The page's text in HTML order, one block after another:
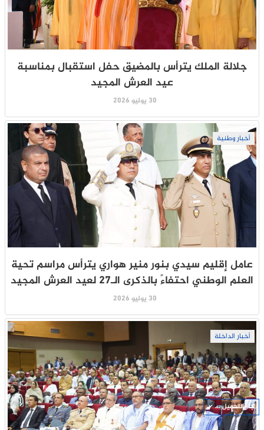
جلالة الملك يترأس بالمضيق حفل استقبال بمناسبة
عيد العرش المجيد
30 يوليو 2026
أخبار وطنية
عامل إقليم سيدي بنور منير هواري يترأس مراسم تحية
العلم الوطني احتفاءً بالذكرى الـ27 لعيد العرش المجيد
30 يوليو 2026
أخبار الداخلة
جار التحميل ...